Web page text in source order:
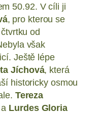
50.92. V cíli ji
, pro kterou se
od
však
Ještě lépe
Jíchová, která
historicky osmou
Tereza
Lurdes Gloria